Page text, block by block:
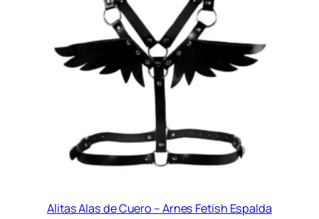
Alitas Alas de Cuero – Arnes Fetish Espalda